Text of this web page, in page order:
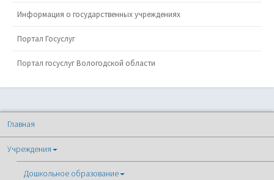
Информация о государственных учреждениях
Портал Госуслуг
Портал госуслуг Вологодской области
Главная
Учреждения
Дошкольное образование